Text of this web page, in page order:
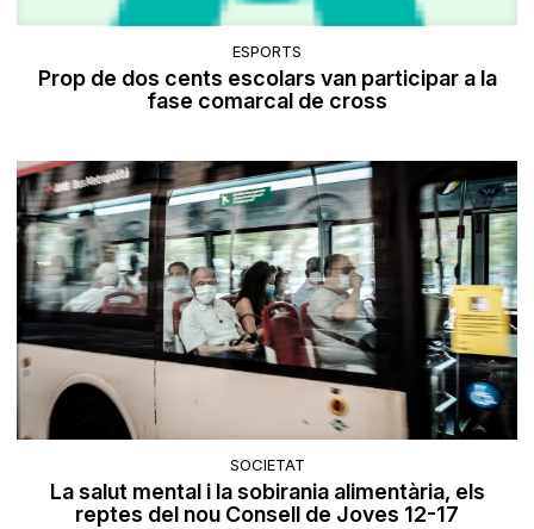
ESPORTS
Prop de dos cents escolars van participar a la
fase comarcal de cross
SOCIETAT
La salut mental i la sobirania alimentària, els
reptes del nou Consell de Joves 12-17